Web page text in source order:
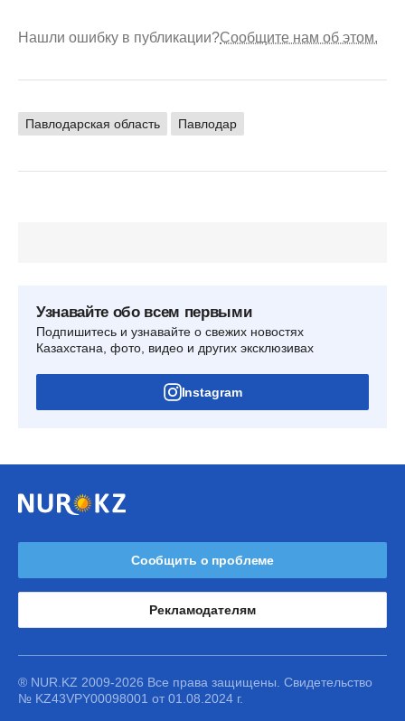
Нашли ошибку в публикации?Сообщите нам об этом.
Павлодарская область Павлодар
Узнавайте обо всем первыми
Подпишитесь и узнавайте о свежих новостях
Казахстана, фото, видео и других эксклюзивах
Instagram
Сообщить о проблеме
Рекламодателям
® NUR.KZ 2009-2026 Все права защищены. Свидетельство
№ KZ43VPY00098001 от 01.08.2024 г.